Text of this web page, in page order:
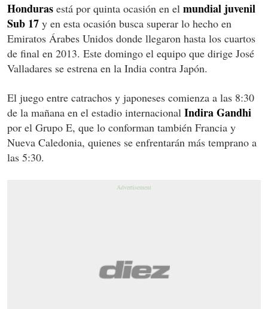
Honduras está por quinta ocasión en el mundial juvenil
Sub 17 y en esta ocasión busca superar lo hecho en
Emiratos Árabes Unidos donde llegaron hasta los cuartos
de final en 2013. Este domingo el equipo que dirige José
Valladares se estrena en la India contra Japón.
El juego entre catrachos y japoneses comienza a las 8:30
de la mañana en el estadio internacional Indira Gandhi
por el Grupo E, que lo conforman también Francia y
Nueva Caledonia, quienes se enfrentarán más temprano a
las 5:30.